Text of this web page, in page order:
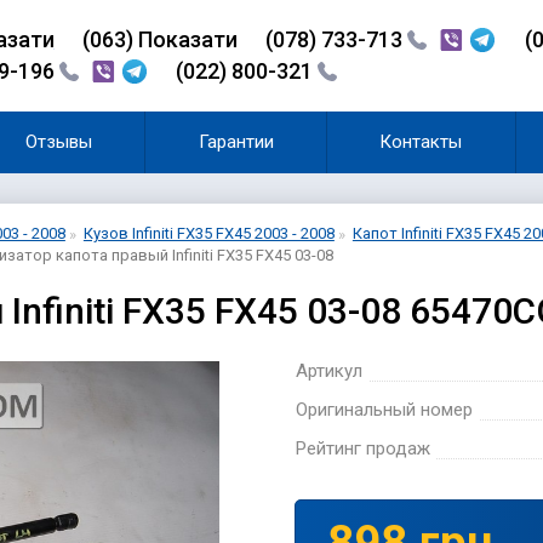
(063) Показати (078) 733-713
196
(022) 800-321
Отзывы Гарантии Контакты
- 2008 Кузов Infiniti FX35 FX45 2003 - 2008
Капот Infiniti FX35 FX45
капота правый Infiniti FX35 FX45 03-08
FX35 FX45 03-08
Артикул
Оригинальный номер
Рейтинг продаж